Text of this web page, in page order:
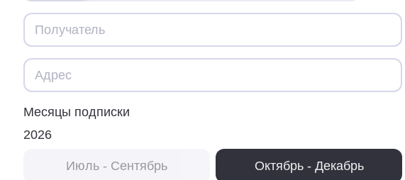
Месяцы подписки
2026
Июль - Сентябрь Октябрь - Декабрь